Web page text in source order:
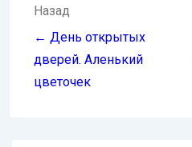
Навигация
по
записям
Назад
← День открытых
дверей. Аленький
цветочек